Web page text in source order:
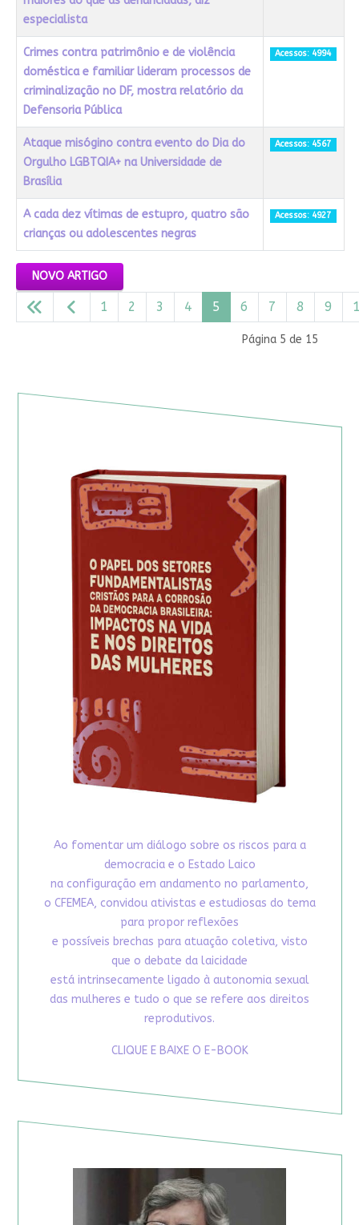
especialista
Crimes contra patrimônio e de violência
doméstica e familiar lideram processos de
criminalização no DF, mostra relatório da
Defensoria Pública
Acessos: 4994
Ataque misógino contra evento do Dia do
Orgulho LGBTQIA+ na Universidade de
Brasília
Acessos: 4567
A cada dez vítimas de estupro, quatro são
crianças ou adolescentes negras
Acessos: 4927
NOVO ARTIGO
Página 5 de 15
1 2 3 4 5 6 7 8 9
Ao fomentar um diálogo sobre os riscos para a
democracia e o Estado Laico
na configuração em andamento no parlamento,
o CFEMEA, convidou ativistas e estudiosas do tema
para propor reflexões
e possíveis brechas para atuação coletiva, visto
que o debate da laicidade
está intrinsecamente ligado à autonomia sexual
das mulheres e tudo o que se refere aos direitos
reprodutivos.
CLIQUE E BAIXE O E-BOOK